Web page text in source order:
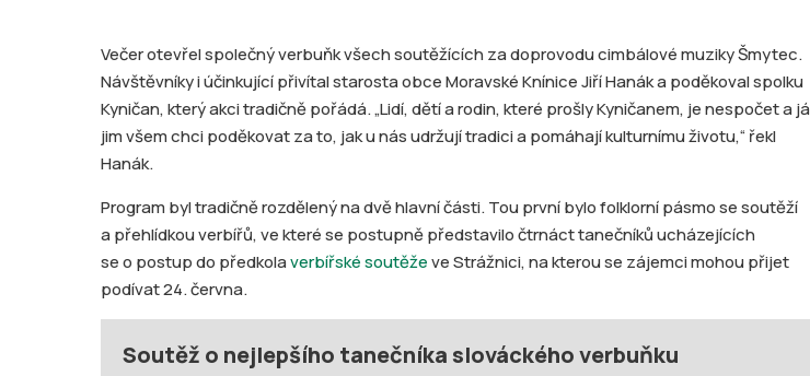
Večer otevřel společný verbuňk všech soutěžících za doprovodu cimbálové muziky Šmytec.
Návštěvníky i účinkující přivítal starosta obce Moravské Knínice Jiří Hanák a poděkoval spolku
Kyničan, který akci tradičně pořádá. „Lidí, dětí a rodin, které prošly Kyničanem, je nespočet a já
jim všem chci poděkovat za to, jak u nás udržují tradici a pomáhají kulturnímu životu,“ řekl
Hanák.
Program byl tradičně rozdělený na dvě hlavní části. Tou první bylo folklorní pásmo se soutěží
a přehlídkou verbířů, ve které se postupně představilo čtrnáct tanečníků ucházejících
se o postup do předkolaverbířské soutěževe Strážnici, na kterou se zájemci mohou přijet
podívat 24. června.
Soutěž o nejlepšího tanečníka slováckého verbuňku